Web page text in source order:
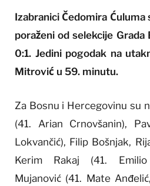
Izabranici Čedomira Ćuluma
poraženi od selekcije
0:1. Jedini pogodak na
Mitrović u 59. minutu.
Za Bosnu i Hercegovinu su
(41. Arian Crnovšanin),
Lokvančić), Filip Bošnjak,
Kerim Rakaj (41.
Mujanović (41. Mate